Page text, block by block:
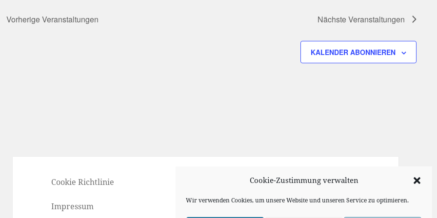
Cookie-Zustimmung verwalten
Wir verwenden Cookies, um unsere Website und unseren Service zu optimieren.
VorherigeVeranstaltungen NächsteVeranstaltungen
KALENDER ABONNIEREN
Cookie Richtlinie
Impressum